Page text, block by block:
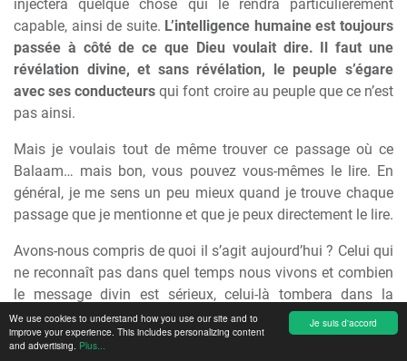
Je suis d'accord
We use cookies to understand how you use our site and to
improve your experience. This includes personalizing content
and advertising. Plus...
injectera quelque chose qui le rendra particulièrement
capable, ainsi de suite. L’intelligence humaine est toujours
passée à côté de ce que Dieu voulait dire. Il faut une
révélation divine, et sans révélation, le peuple s’égare
avec ses conducteurs qui font croire au peuple que ce n’est
pas ainsi.
Mais je voulais tout de même trouver ce passage où ce
Balaam… mais bon, vous pouvez vous-mêmes le lire. En
général, je me sens un peu mieux quand je trouve chaque
passage que je mentionne et que je peux directement le lire.
Avons-nous compris de quoi il s’agit aujourd’hui ? Celui qui
ne reconnaît pas dans quel temps nous vivons et combien
le message divin est sérieux, celui-là tombera dans la
tromperie religieuse et pieuse. Et ne nous y trompons pas…
Je vais peut-être encore lire dans 2 Thessaloniciens, car la